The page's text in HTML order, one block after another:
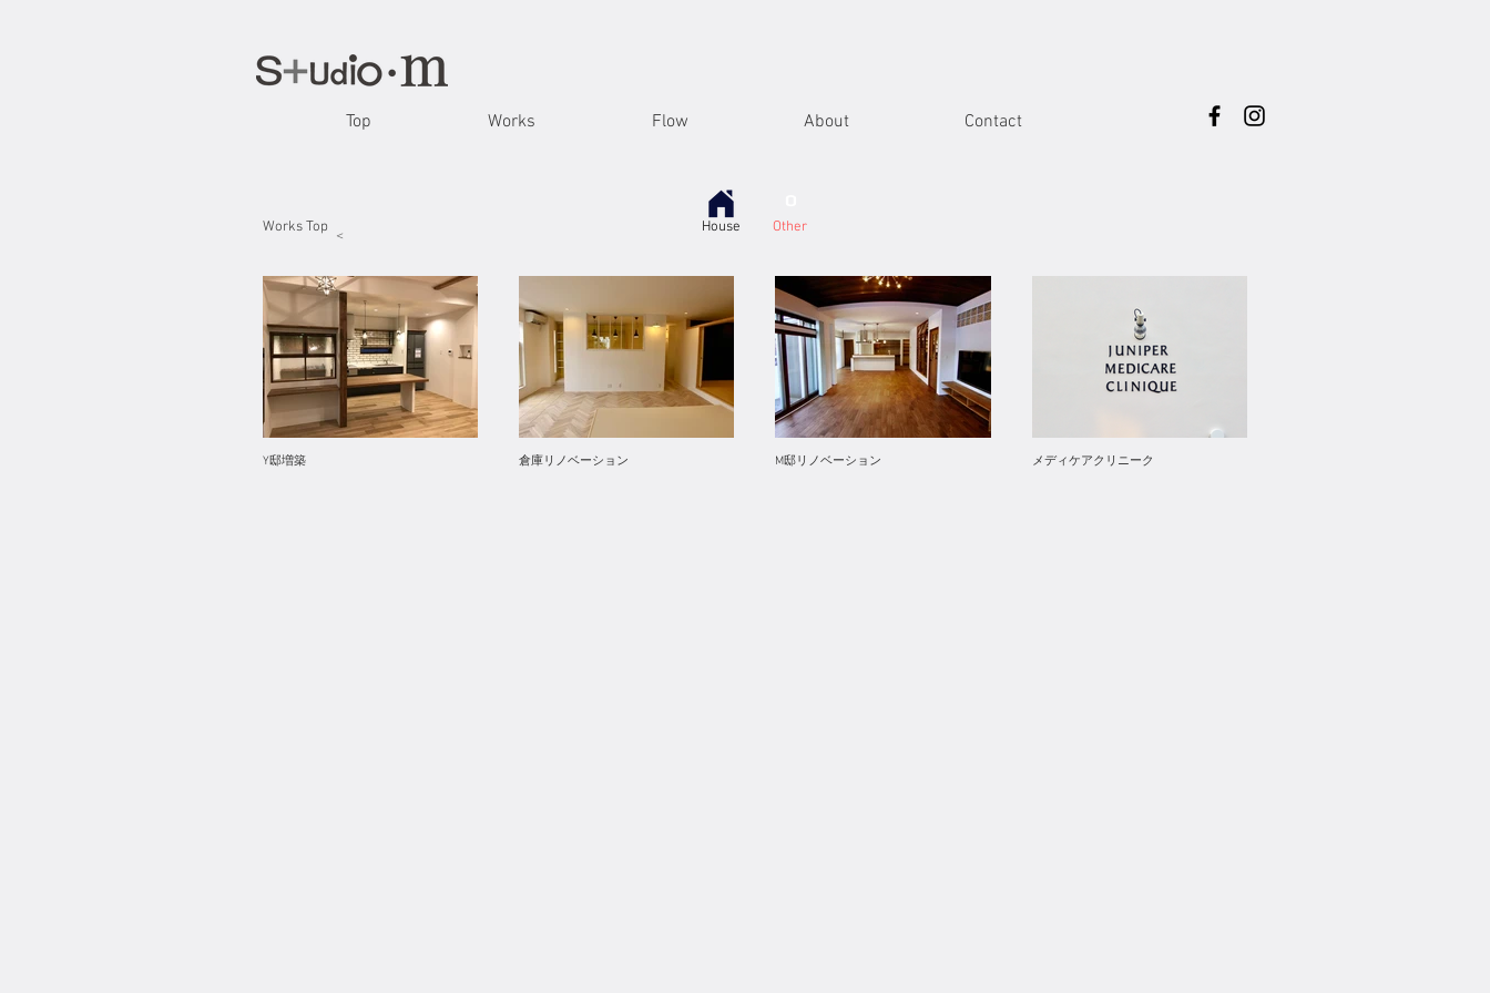
Top Works Flow About Contact
Works Top
​＜
House Other
Y邸増築 倉庫リノベーション M邸リノベーション メディケアクリニーク